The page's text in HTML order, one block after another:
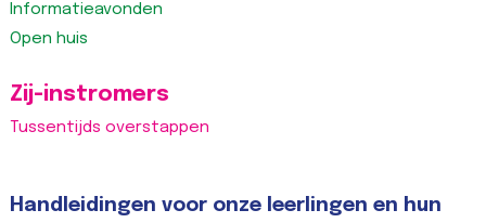
Informatieavonden
Open huis
Zij-instromers
Tussentijds overstappen
Handleidingen voor onze leerlingen en hun